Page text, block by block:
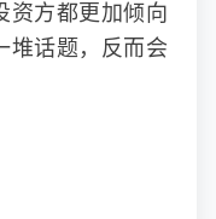
资方都更加倾向
堆话题，反而会